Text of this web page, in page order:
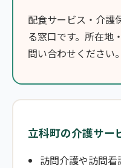
配食サービス・介護
る窓口です。所在地
問い合わせください。
立科町の介護サー
訪問介護や訪問看